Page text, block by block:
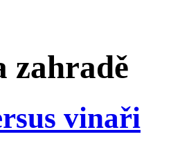
zahradě
vinaři